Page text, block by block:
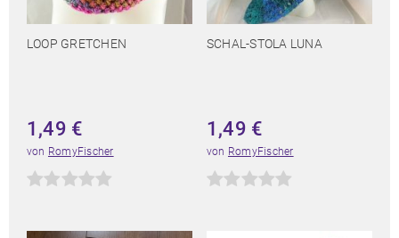
LOOP GRETCHEN
1,49 €
von RomyFischer
SCHAL-STOLA LUNA
1,49 €
von RomyFischer